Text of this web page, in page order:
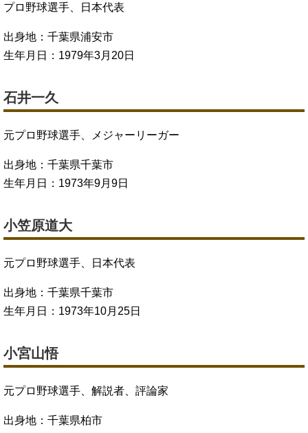
プロ野球選手、日本代表
出身地：千葉県浦安市
生年月日：1979年3月20日
石井一久
元プロ野球選手、メジャーリーガー
出身地：千葉県千葉市
生年月日：1973年9月9日
小笠原道大
元プロ野球選手、日本代表
出身地：千葉県千葉市
生年月日：1973年10月25日
小宮山悟
元プロ野球選手、解説者、評論家
出身地：千葉県柏市